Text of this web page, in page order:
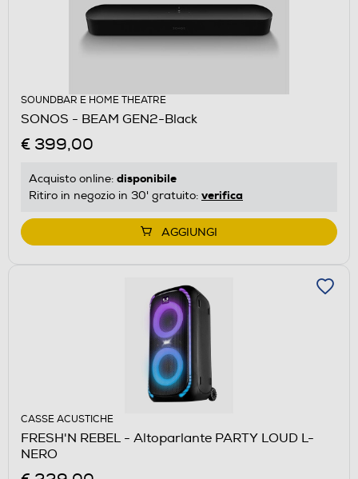
SOUNDBAR E HOME THEATRE
SONOS - BEAM GEN2-Black
€ 399,00
Acquisto online: disponibile
Ritiro in negozio in 30' gratuito: verifica
AGGIUNGI
CASSE ACUSTICHE
FRESH'N REBEL - Altoparlante PARTY LOUD L-
NERO